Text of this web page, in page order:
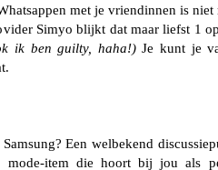
met je vriendinnen is
Simyo blijkt dat maar liefst 1
ik ben guilty, haha!)Je kunt je
Een welbekend
item die hoort bij jou als